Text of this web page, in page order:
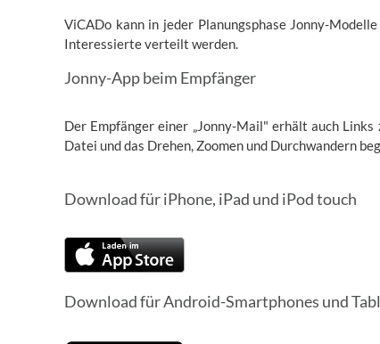
ViCADo kann in jeder Planungsphase Jonny-
Interessierte verteilt werden.
Jonny-App beim Empfänger
Der Empfänger einer „Jonny-Mail" erhält auch
Datei und das Drehen, Zoomen und Durchwandern
Download für iPhone, iPad und iPod touch
Download für Android-Smartphones und